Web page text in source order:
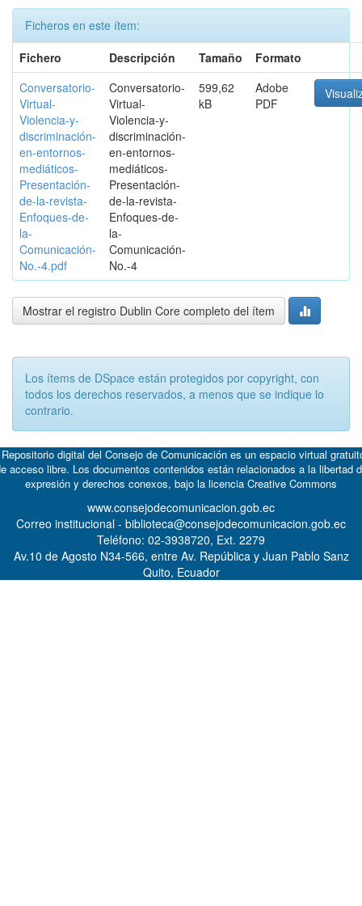
Ficheros en este ítem:
Fichero
Descripción Tamaño
Formato
Conversatorio-
Virtual-
Violencia-y-
discriminación-
en-entornos-
mediáticos-
Presentación-
de-la-revista-
Enfoques-de-
la-
Comunicación-
No.-4.pdf
Conversatorio-
Virtual-
Violencia-y-
discriminación-
en-entornos-
mediáticos-
Presentación-
de-la-revista-
Enfoques-de-
la-
Comunicación-
No.-4
599,62
kB
Adobe
PDF
Mostrar el registro Dublin Core completo del ítem
Los ítems de DSpace están protegidos por copyright, con
todos los derechos reservados, a menos que se indique lo
contrario.
digital del Consejo de Comunicación es un espacio virtual
acceso libre. Los documentos contenidos están relacionados a la libertad
expresión y derechos conexos, bajo la licencia Creative Commons
www.consejodecomunicacion.gob.ec
Correo institucional - biblioteca@consejodecomunicacion.gob.ec
Teléfono: 02-3938720, Ext. 2279
Av.10 de Agosto N34-566, entre Av. República y Juan Pablo Sanz
Quito, Ecuador